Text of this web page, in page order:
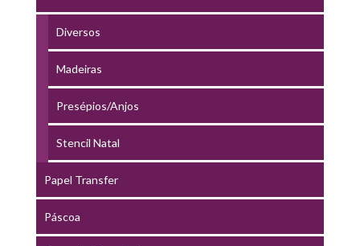
Diversos
Madeiras
Presépios/Anjos
Stencil Natal
Papel Transfer
Páscoa